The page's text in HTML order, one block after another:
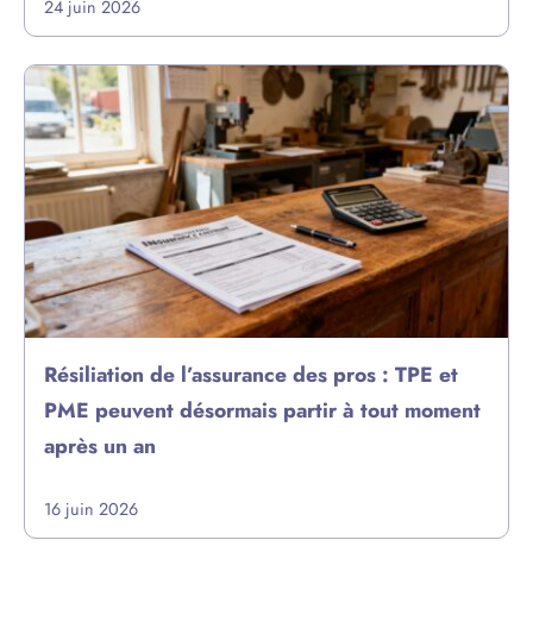
24 juin 2026
Résiliation de l’assurance des pros : TPE et
PME peuvent désormais partir à tout moment
après un an
16 juin 2026